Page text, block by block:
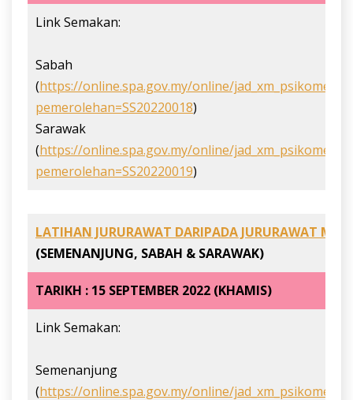
Link Semakan:
Sabah
(https://online.spa.gov.my/online/
pemerolehan=SS20220018)
Sarawak
(https://online.spa.gov.my/online/
pemerolehan=SS20220019)
LATIHAN JURURAWAT DARIPADA JURURAWAT
(SEMENANJUNG, SABAH & SARAWAK)
TARIKH : 15 SEPTEMBER 2022 (KHAMIS)
Link Semakan:
Semenanjung
(https://online.spa.gov.my/online/